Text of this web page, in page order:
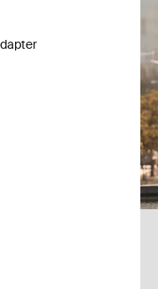
Svart (selected)